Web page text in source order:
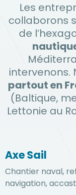
Les
collaborons
de
intervenons.
partout en
(Baltique,
Lettonie au
Axe Sail
Chantier naval,
navigation,